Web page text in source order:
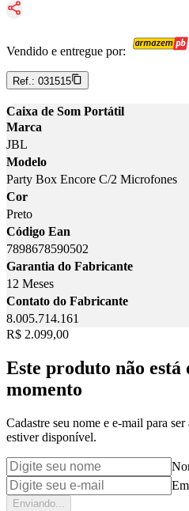
Vendido e entregue por:
Ref.: 031515
Caixa de Som Portátil
Marca
JBL
Modelo
Party Box Encore C/2 Microfones
Cor
Preto
Código Ean
7898678590502
Garantia do Fabricante
12 Meses
Contato do Fabricante
8.005.714.161
Price:
R$ 2.099,00
Este produto não está
momento
Cadastre seu nome e e-mail para
estiver disponível.
Enviando...